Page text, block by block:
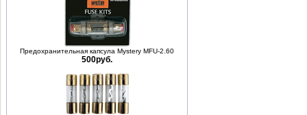
Предохранительная капсула Mystery MFU-2.60
500руб.